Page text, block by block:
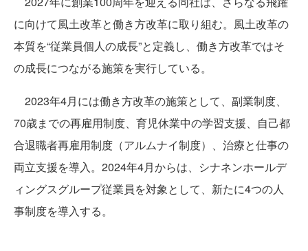
に向けて風土改革と働き方改革に取り組む。風土改革の
本質を“従業員個人の成長”と定義し、働き方改革ではそ
の成長につながる施策を実行している。
2023年4月には働き方改革の施策として、副業制度、
70歳までの再雇用制度、育児休業中の学習支援、自己都
合退職者再雇用制度（アルムナイ制度）、治療と仕事の
両立支援を導入。2024年4月からは、シナネンホールデ
ィングスグループ従業員を対象として、新たに4つの人
事制度を導入する。